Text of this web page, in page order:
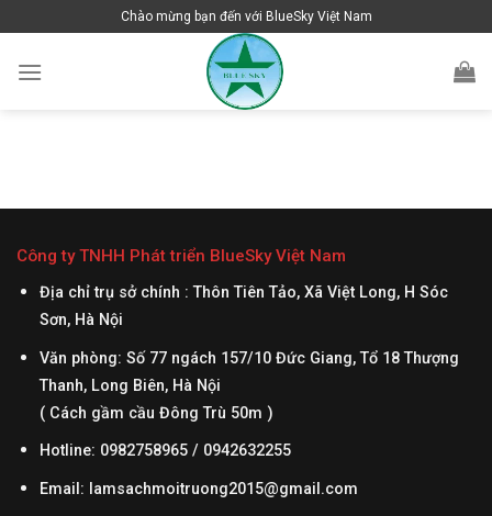
to
content
Chào mừng bạn đến với BlueSky Việt Nam
Công ty TNHH Phát triển BlueSky Việt Nam
Địa chỉ trụ sở chính : Thôn Tiên Tảo, Xã Việt Long, H Sóc
Sơn, Hà Nội
Văn phòng: Số 77 ngách 157/10 Đức Giang, Tổ 18 Thượng
Thanh, Long Biên, Hà Nội
( Cách gầm cầu Đông Trù 50m )
Hotline: 0982758965 / 0942632255
Email: lamsachmoitruong2015@gmail.com